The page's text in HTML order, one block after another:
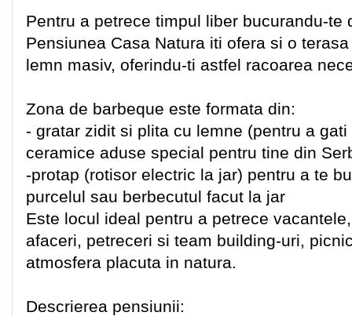
Pentru a petrece timpul liber bucurandu-te
Pensiunea Casa Natura iti ofera si o
lemn masiv, oferindu-ti astfel racoarea
Zona de barbeque este formata din:
- gratar zidit si plita cu lemne (pentru a
ceramice aduse special pentru tine din
-protap (rotisor electric la jar) pentru a te
purcelul sau berbecutul facut la jar
Este locul ideal pentru a petrece
afaceri, petreceri si team building-uri,
atmosfera placuta in natura.
Descrierea pensiunii: